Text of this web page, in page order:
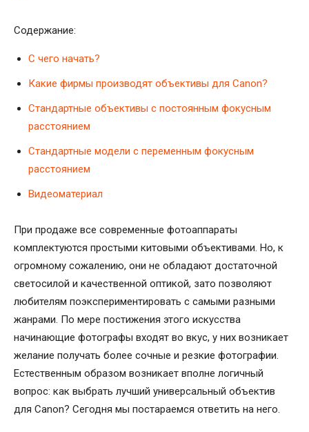
Содержание:
С чего начать?
Какие фирмы производят объективы для Canon?
Стандартные объективы с постоянным фокусным
расстоянием
Стандартные модели с переменным фокусным
расстоянием
Видеоматериал
При продаже все современные фотоаппараты
комплектуются простыми китовыми объективами. Но, к
огромному сожалению, они не обладают достаточной
светосилой и качественной оптикой, зато позволяют
любителям поэкспериментировать с самыми разными
жанрами. По мере постижения этого искусства
начинающие фотографы входят во вкус, у них возникает
желание получать более сочные и резкие фотографии.
Естественным образом возникает вполне логичный
вопрос: как выбрать лучший универсальный объектив
для Canon? Сегодня мы постараемся ответить на него.